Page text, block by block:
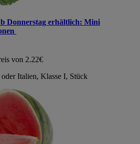
Donnerstag erhältlich: Mini
von 2.22€
oder Italien, Klasse I, Stück